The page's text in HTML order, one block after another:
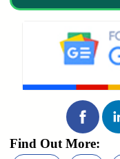
Find Out More: